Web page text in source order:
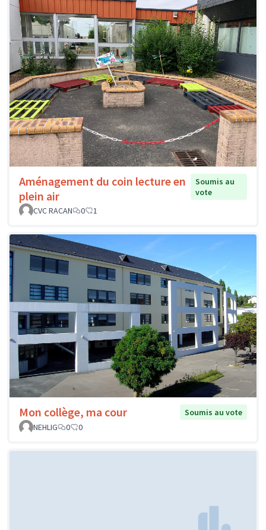
Aménagement du coin lecture en
plein air
Soumis au
vote
CVC RACAN
0 1
Mon collège, ma cour
Soumis au vote
NEHLIG
0 0